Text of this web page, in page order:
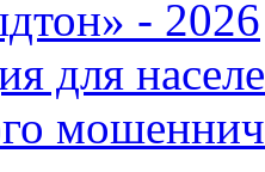
- 2026
для